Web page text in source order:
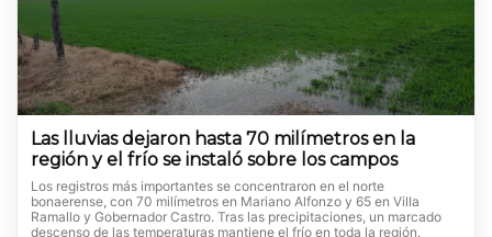
Las lluvias dejaron hasta 70 milímetros en la
región y el frío se instaló sobre los campos
Los registros más importantes se concentraron en el norte
bonaerense, con 70 milímetros en Mariano Alfonzo y 65 en Villa
Ramallo y Gobernador Castro. Tras las precipitaciones, un marcado
descenso de las temperaturas mantiene el frío en toda la región.